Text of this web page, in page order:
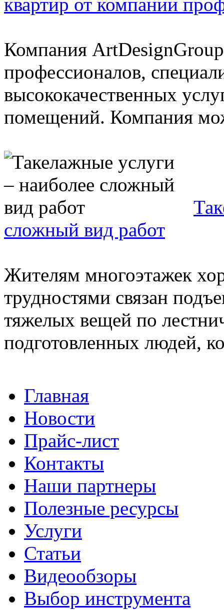
Компания
профессионалов,
высококачественных
помещений. Компания
сложный вид работ
Жителям многоэтажек
трудностями связан
тяжелых вещей по
подготовленных людей,
Главная
Новости
Прайс-лист
Контакты
Наши партнеры
Полезные ресурсы
Услуги
Статьи
Видеообзоры
Выбор инструмента